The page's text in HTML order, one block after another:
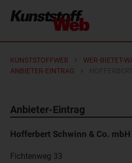
KUNSTSTOFFWEB
WER-BIETET-
ANBIETER-EINTRAG
Anbieter-Eintrag
Hofferbert Schwinn & Co. mbH
Fichtenweg 33